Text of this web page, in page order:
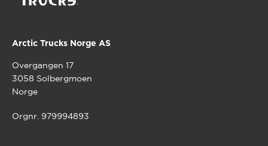
Arctic Trucks Norge AS
Overgangen 17
3058 Solbergmoen
Norge
Orgnr. 979994893